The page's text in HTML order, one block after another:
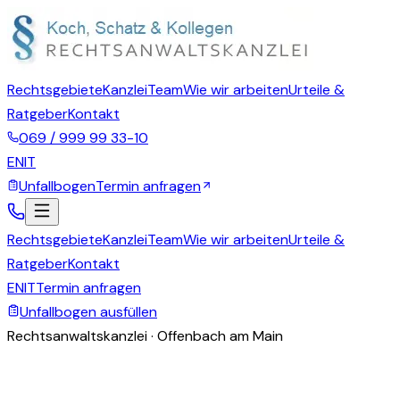
RechtsgebieteKanzleiTeamWie wir arbeitenUrteile &
RatgeberKontakt
069 / 999 99 33-10
ENIT
UnfallbogenTermin anfragen
RechtsgebieteKanzleiTeamWie wir arbeitenUrteile &
RatgeberKontakt
ENITTermin anfragen
Unfallbogen ausfüllen
Rechtsanwaltskanzlei · Offenbach am Main